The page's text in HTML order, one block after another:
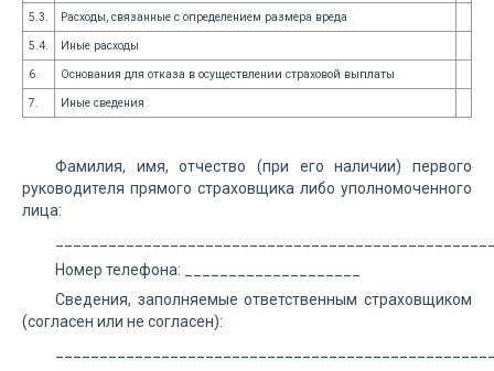
5.3.
Расходы, связанные с определением размера вреда
5.4.
Иные расходы
6.
Основания для отказа в осуществлении страховой выплаты
7.
Иные сведения
Фамилия, имя, отчество (при его наличии) первого
руководителя прямого страховщика либо уполномоченного
лица:
Номер телефона: ____________________
Сведения, заполняемые ответственным страховщиком
(согласен или не согласен):